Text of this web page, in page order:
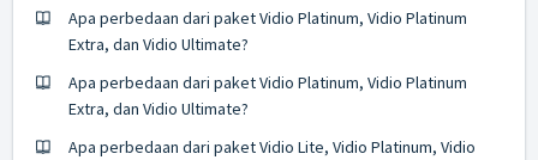
Apa perbedaan dari paket Vidio Platinum, Vidio Platinum
Extra, dan Vidio Ultimate?
Apa perbedaan dari paket Vidio Platinum, Vidio Platinum
Extra, dan Vidio Ultimate?
Apa perbedaan dari paket Vidio Lite, Vidio Platinum, Vidio